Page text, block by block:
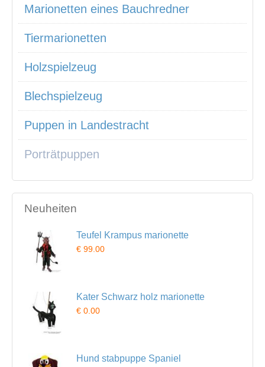
Marionetten eines Bauchredner
Tiermarionetten
Holzspielzeug
Blechspielzeug
Puppen in Landestracht
Porträtpuppen
Neuheiten
Teufel Krampus marionette
€ 99.00
Kater Schwarz holz marionette
€ 0.00
Hund stabpuppe Spaniel